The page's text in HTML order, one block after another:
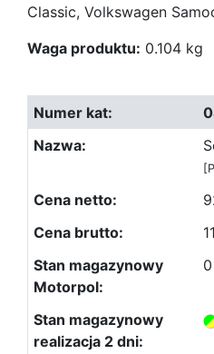
Classic, Volkswagen
Waga produktu: 0.104 kg
0